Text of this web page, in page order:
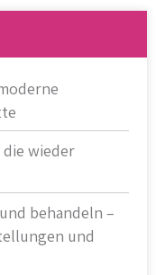
die wieder
behandeln –
und